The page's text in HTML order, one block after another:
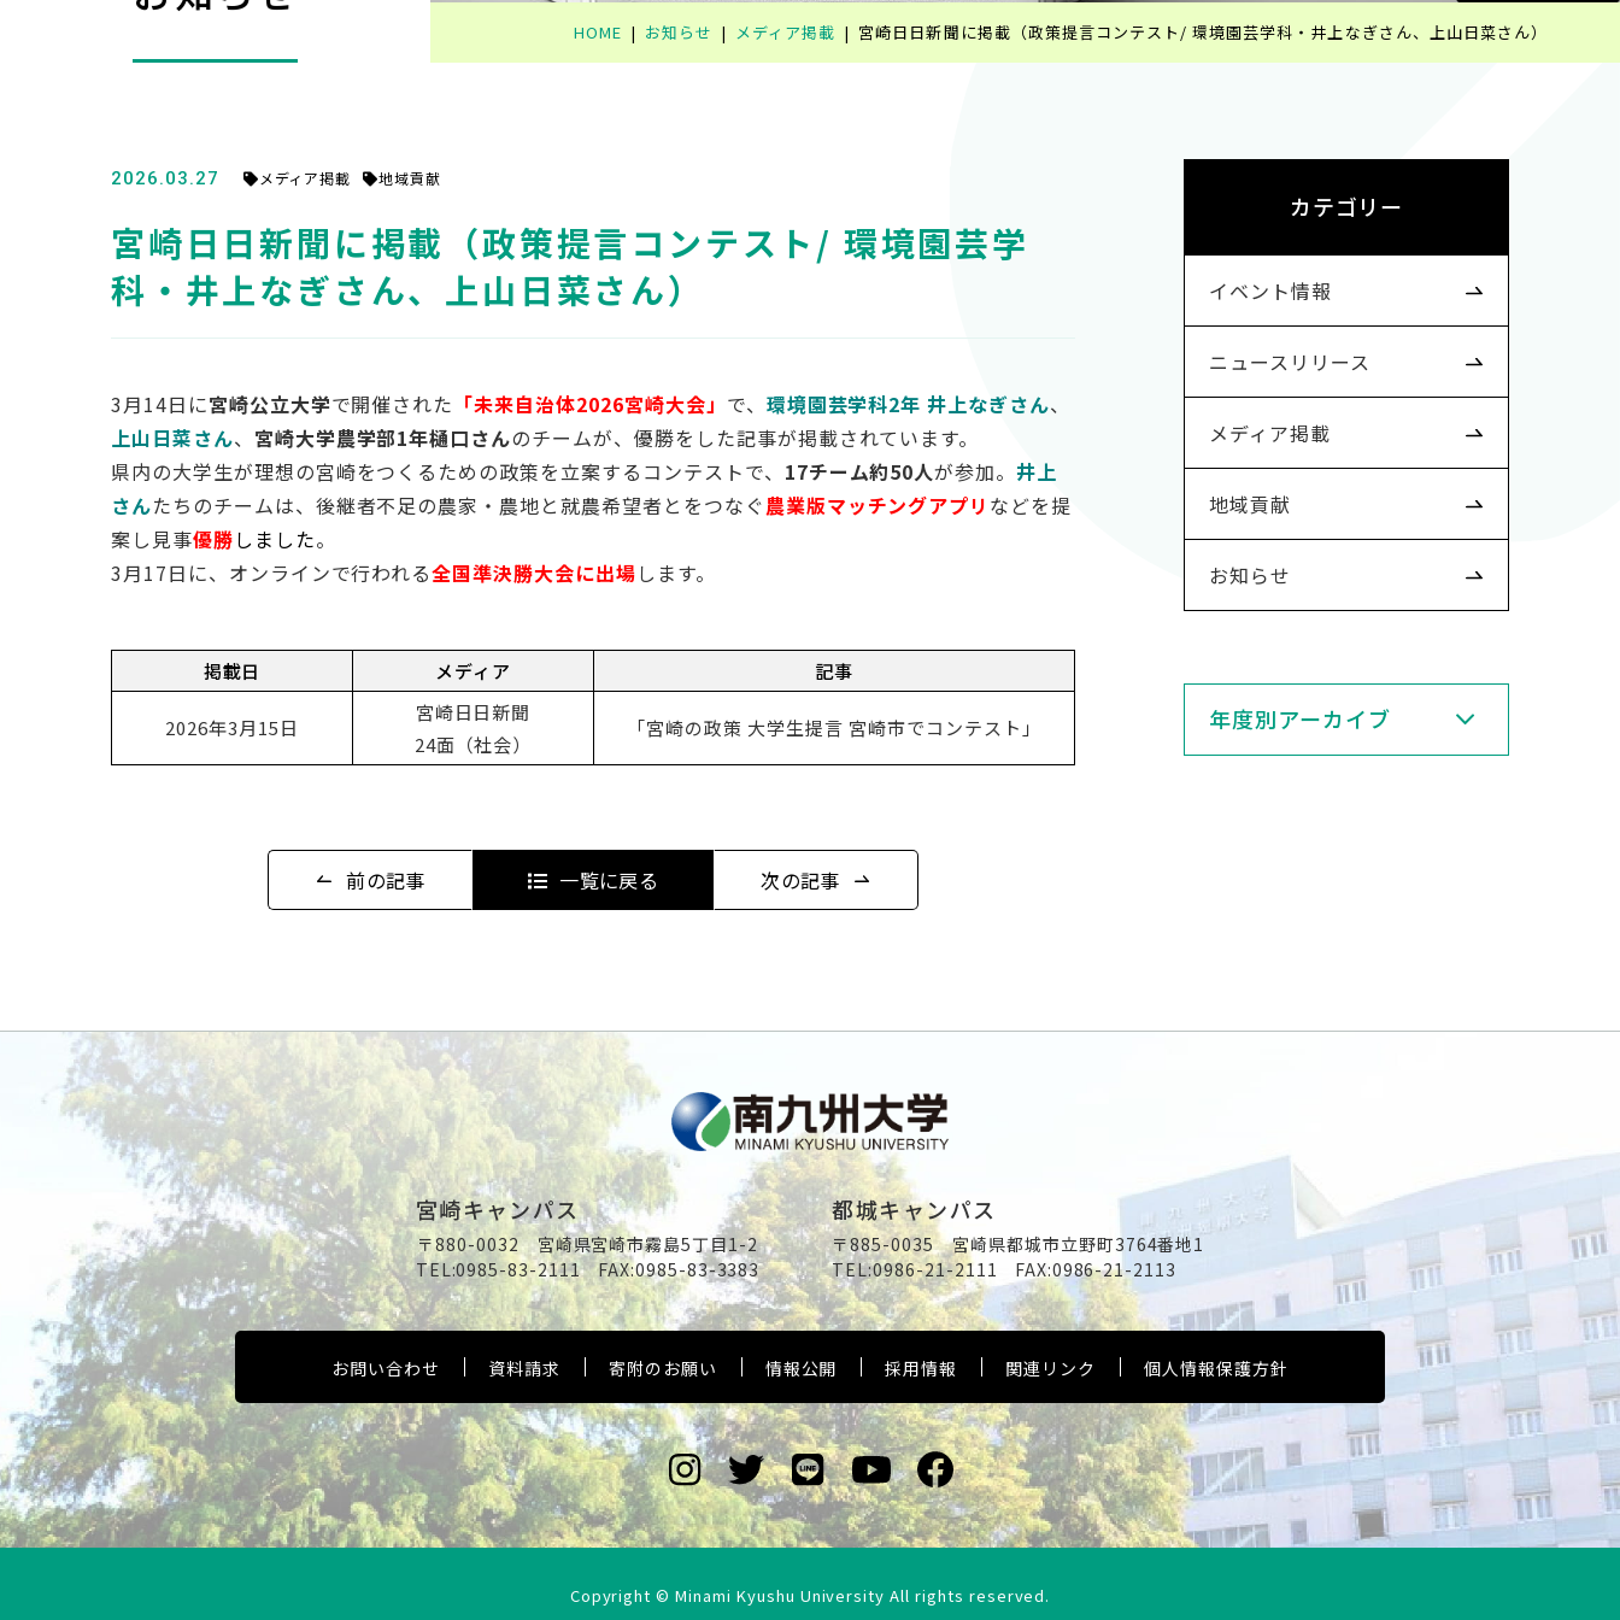
HOME お知らせ メディア掲載 宮崎日日新聞に掲載（政策提言コンテスト/ 環境園芸学科・井上なぎさん、上山日菜さん）
2026.03.27 メディア掲載 地域貢献
宮崎日日新聞に掲載（政策提言コンテスト/ 環境園芸学
科・井上なぎさん、上山日菜さん）
3月14日に宮崎公立大学で開催された 「未来自治体2026宮崎大会」 で、 環境園芸学科2年井上なぎさん、
上山日菜さん、 宮崎大学農学部1年樋口さんのチームが、優勝をした記事が掲載されています。
県内の大学生が理想の宮崎をつくるための政策を立案するコンテストで、 17チーム約50人が参加。井上
さんたちのチームは、後継者不足の農家・農地と就農希望者とをつなぐ農業版マッチングアプリ などを提
案し見事優勝しました。
3月17日に、オンラインで行われる全国準決勝大会に出場します。
掲載日 メディア 記事
2026年3月15日
宮崎日日新聞
24面（社会）
「宮崎の政策 大学生提言 宮崎市でコンテスト」
前の記事 一覧に戻る 次の記事
カテゴリー
イベント情報
ニュースリリース
メディア掲載
地域貢献
お知らせ
年度別アーカイブ
宮崎キャンパス
〒880-0032 宮崎県宮崎市霧島5丁目1-2
TEL:0985-83-2111 FAX:0985-83-3383
都城キャンパス
〒885-0035 宮崎県都城市立野町3764番地1
TEL:0986-21-2111 FAX:0986-21-2113
お問い合わせ 資料請求 寄附のお願い 情報公開 採用情報 関連リンク 個人情報保護方針
Copyright © Minami Kyushu University All rights reserved.